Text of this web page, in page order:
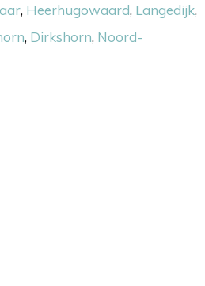
, Heerhugowaard, Langedijk,
, Dirkshorn, Noord-